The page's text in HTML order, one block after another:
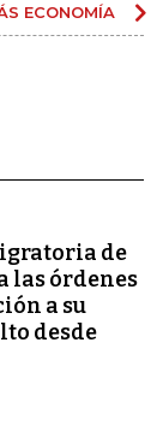
ECONOMÍA
de
las órdenes
a su
desde